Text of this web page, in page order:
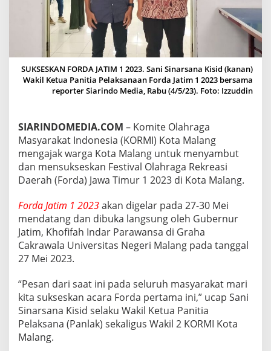
S
Y
A
R
A
K
A
U
K
S
E
S
K
N
F
O
R
D
T
I
M
1
SUKSESKAN FORDA JATIM 1 2023. Sani Sinarsana Kisid (kanan)
Wakil Ketua Panitia Pelaksanaan Forda Jatim 1 2023 bersama
reporter Siarindo Media, Rabu (4/5/23). Foto: Izzuddin
SIARINDOMEDIA.COM – Komite Olahraga
Masyarakat Indonesia (KORMI) Kota Malang
mengajak warga Kota Malang untuk menyambut
dan mensukseskan Festival Olahraga Rekreasi
Daerah (Forda) Jawa Timur 1 2023 di Kota Malang.
Forda Jatim 1 2023akan digelar pada 27-30 Mei
mendatang dan dibuka langsung oleh Gubernur
Jatim, Khofifah Indar Parawansa di Graha
Cakrawala Universitas Negeri Malang pada tanggal
27 Mei 2023.
“Pesan dari saat ini pada seluruh masyarakat mari
kita sukseskan acara Forda pertama ini,” ucap Sani
Sinarsana Kisid selaku Wakil Ketua Panitia
Pelaksana (Panlak) sekaligus Wakil 2 KORMI Kota
Malang.